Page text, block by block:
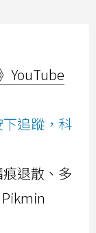
YouTube
追蹤，科
退散、多